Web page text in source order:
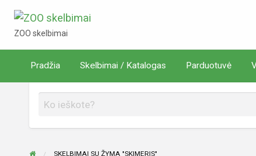
Verta
ZOO skelbimai
Pradžia Skelbimai / Katalogas Parduotuvė
SKELBIMAI SU ŽYMA "SKIMERIS"